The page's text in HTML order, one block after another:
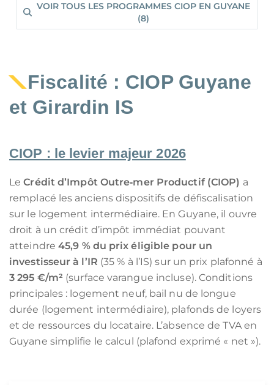
VOIR TOUS LES PROGRAMMES CIOP EN GUYANE
(8)
Fiscalité : CIOP Guyane
et Girardin IS
CIOP : le levier majeur 2026
LeCrédit d’Impôt Outre‑mer Productif (CIOP) a
remplacé les anciens dispositifs de défiscalisation
sur le logement intermédiaire. En Guyane, il ouvre
droit à un crédit d’impôt immédiat pouvant
atteindre 45,9 % du prix éligible pour un
investisseur à l’IR (35 % à l’IS) sur un prix plafonné à
3 295 €/m² (surface varangue incluse). Conditions
principales : logement neuf, bail nu de longue
durée (logement intermédiaire), plafonds de loyers
et de ressources du locataire. L’absence de TVA en
Guyane simplifie le calcul (plafond exprimé « net »).